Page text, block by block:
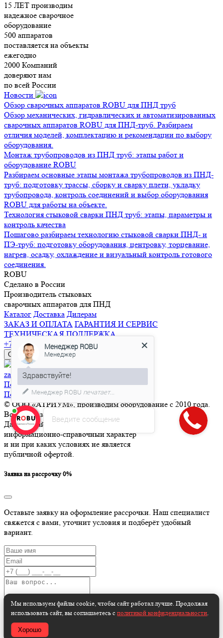
15 ЛЕТ производим
надежное сварочное
оборудование
500 аппаратов
поставляется на объекты
ежегодно
2000 Компаний
доверяют нам
по всей России
Новости
Обзор сварочных аппаратов ROBU для ПНД труб
Обзор механических, гидравлических и автоматизированных
сварочных аппаратов ROBU для ПНД-труб. Разбираем
отличия моделей, комплектацию и рекомендации по выбору
оборудования.
Монтаж трубопроводов из ПНД труб: этапы работ и
оборудование ROBU
Разбираем основные этапы монтажа трубопроводов из ПНД-
труб: подготовку трассы, сборку и сварку плети, укладку
трубопровода, контроль соединений и выбор оборудования
ROBU для работы на объекте.
Технология стыковой сварки ПНД труб: этапы, параметры и
контроль качества
Пошагово разбираем технологию стыковой сварки ПНД- и
ПЭ-труб: подготовку оборудования, центровку, торцевание,
нагрев, осадку, охлаждение и визуальный контроль готового
соединения.
ROBU
Сделано в России
Производитель стыковых
сварочных аппаратов для ПНД
Каталог Доставка Дилерам
ЗАКАЗ И ОПЛАТА ГАРАНТИЯ И СЕРВИС
ТЕХНИЧЕСКАЯ ПОДДЕРЖКА
+7 (843) 265-51-81
Обратный звонок
zakaz@robuplast.ru
Пользовательское соглашение
Политика конфиденциальности
© ООО «АТРИУМ», производим оборудование с 2010 года.
Все права защищены.
Данный сайт носит
информационно-справочный характер
и ни при каких условиях не является
публичной офертой.
Мы используем файлы cookie, чтобы сайт работал лучше. Продолжая
использовать сайт, вы соглашаетесь сполитикой конфиденциальности.
Хорошо
Заявка на рассрочку 0%
Оставьте заявку на оформление рассрочки. Наш специалист
свяжется с вами, уточнит условия и подберёт удобный
вариант.
Даю согласие на обработку персональных данных и
принимаю
Пользовательское соглашение
Введите сообщение
Менеджер ROBU
Менеджер
Здравствуйте!
Менеджер ROBU печатает...